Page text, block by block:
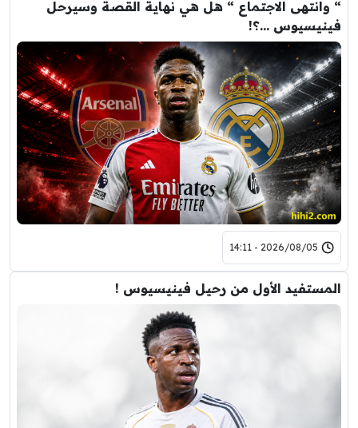
“ وانتهى الاجتماع “ هل هي نهاية القصة وسيرحل
فينيسيوس …؟!
2026/08/05 - 14:11
المستفيد الأول من رحيل فينيسيوس !